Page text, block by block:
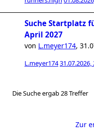
Suche Startplatz
April 2027
von L.meyer174,
L.meyer17431.07.2026,
Die Suche ergab 28 Treffer
Zur